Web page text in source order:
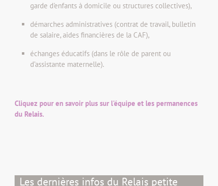
garde d'enfants à domicile ou structures collectives),
démarches administratives (contrat de travail, bulletin
de salaire, aides financières de la CAF),
échanges éducatifs (dans le rôle de parent ou
d’assistante maternelle).
Cliquez pour en savoir plus sur l'équipe et les permanences
du Relais.
Les dernières infos du Relais petite